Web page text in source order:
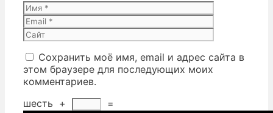
Имя
Сохранить моё имя, email и адрес сайта в
этом браузере для последующих моих
комментариев.
шесть + =